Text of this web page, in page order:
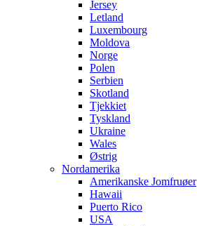
Jersey
Letland
Luxembourg
Moldova
Norge
Polen
Serbien
Skotland
Tjekkiet
Tyskland
Ukraine
Wales
Østrig
Nordamerika
Amerikanske Jomfruøer
Hawaii
Puerto Rico
USA